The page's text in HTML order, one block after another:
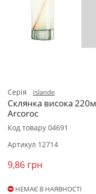
Серія Islande
Склянка висока
Arcoroc
Код товару 04691
Артикул 12714
9,86 грн
НЕМАЄ В НАЯВНОСТІ